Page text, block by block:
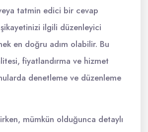
tatmin edici bir cevap
şikayetinizi ilgili düzenleyici
en doğru adım olabilir. Bu
fiyatlandırma ve hizmet
denetleme ve düzenleme
mümkün olduğunca detaylı